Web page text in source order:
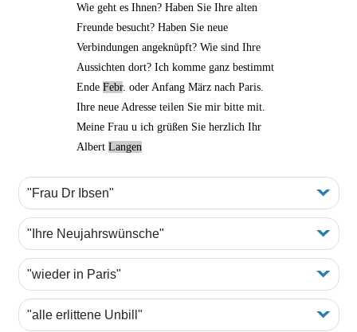
Wie geht es Ihnen? Haben SieIhre alten
Freunde besucht? Haben Sie neue
Verbindungen angeknüpft? Wie sind Ihre
Aussichten dort? Ich komme ganz bestimmt
EndeFebr. oder Anfang Märznach Paris
Ihre neue Adresse teilen Sie mir bitte mit.
Meine Frau u ich grüßen Sie herzlich Ihr
AlbertLangen
"Frau Dr Ibsen"
"Ihre Neujahrswünsche"
"wieder in Paris"
"alle erlittene Unbill"